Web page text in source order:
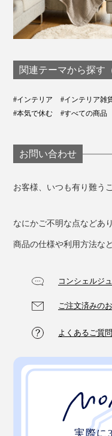
シーソルト＆コット
い香り
ホワイトティー＆
爽やかで品のある
アイランドゲッタ
海辺の夕焼けを眺
うような、ココナ
ルノートを重ねた
関連テーマから探す
#インテリア #インテリア雑
#本気で休む
#すべての商品
お問い合わせ
お客様、いつも有り難う
なにかご不明な点などあ
商品の仕様や利用方法な
コンシェルジ
ご注文済みの
よくあるご質問